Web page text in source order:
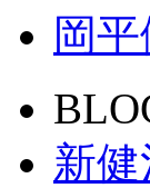
岡
新健